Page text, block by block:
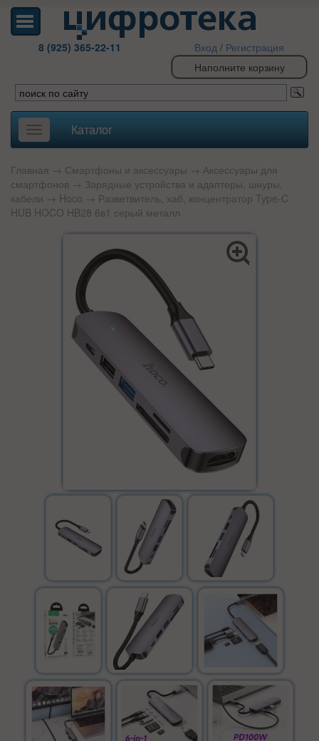
8 (925) 365-22-11 Вход / Регистрация
Наполните корзину
Toggle
navigation
Каталог
Главная → Смартфоны и аксессуары → Аксессуары для
смартфонов → Зарядные устройства и адаптеры, шнуры,
кабели → Hoco → Разветвитель, хаб, концентратор Type-C
HUB HOCO HB28 6в1 серый металл